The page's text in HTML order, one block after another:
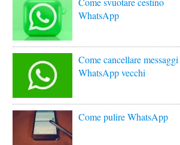
WhatsApp
Come cancellare messaggi
WhatsApp vecchi
Come pulire WhatsApp